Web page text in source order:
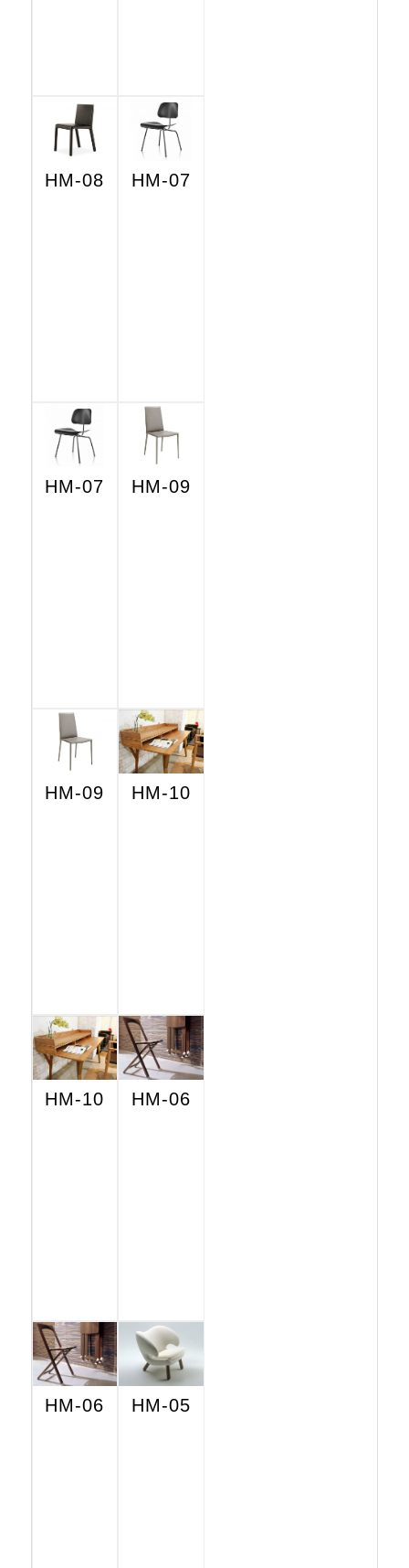
HM-08 HM-07
HM-07 HM-09
HM-09 HM-10
HM-10 HM-06
HM-06 HM-05